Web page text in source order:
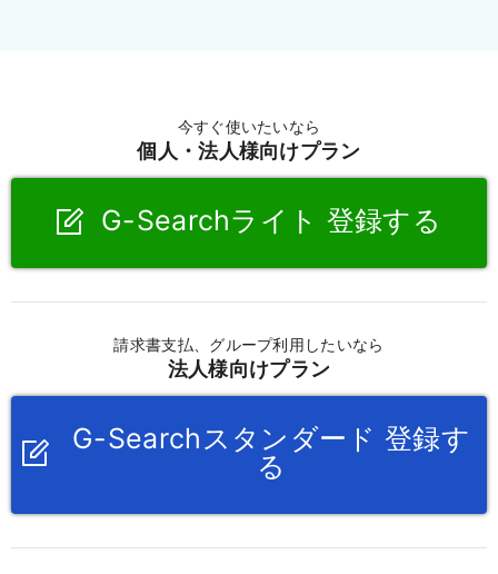
今すぐ使いたいなら
個人・法人様向けプラン
G-Searchライト 登録する
請求書支払、グループ利用したいなら
法人様向けプラン
G-Searchスタンダード 登録す
る